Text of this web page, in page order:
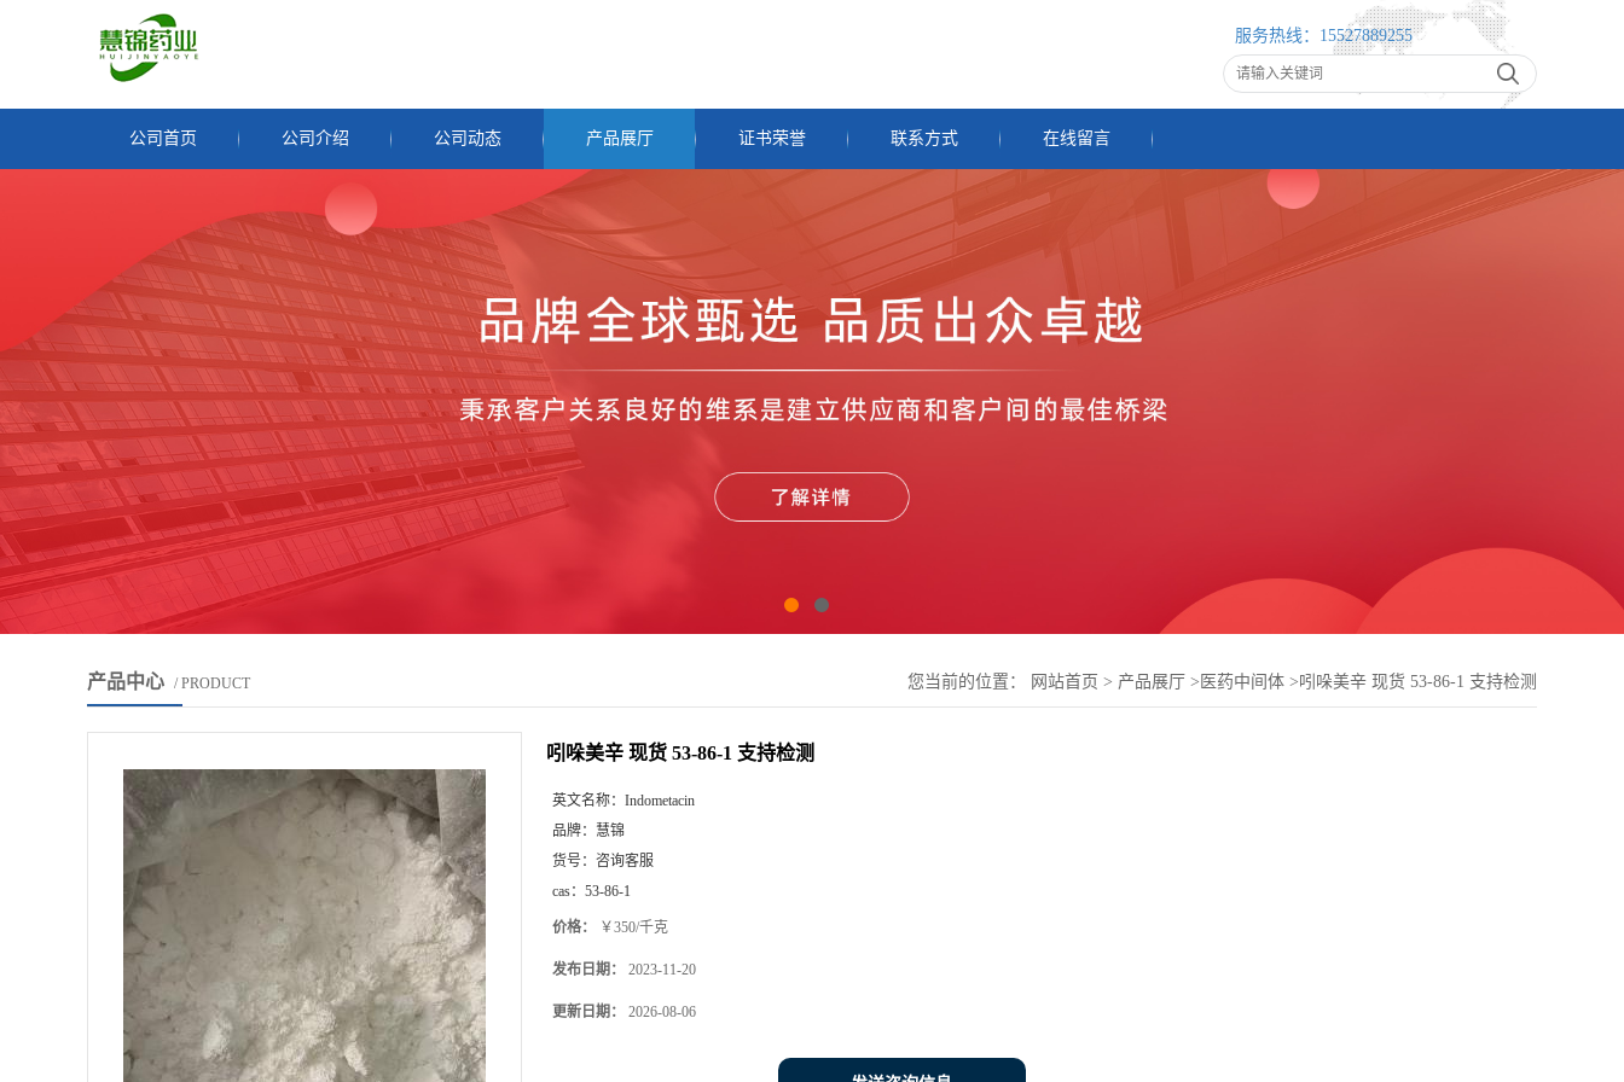
服务热线： 15527889255
公司首页 公司介绍 公司动态 产品展厅 证书荣誉 联系方式 在线留言
产品中心 / PRODUCT 您当前的位置： 网站首页 > 产品展厅 > 医药中间体 >吲哚美辛 现货 53-86-1 支持检测
吲哚美辛 现货 53-86-1 支持检测
英文名称： Indometacin
品牌： 慧锦
货号： 咨询客服
cas： 53-86-1
价格： ￥350/千克
发布日期： 2023-11-20
更新日期： 2026-08-06